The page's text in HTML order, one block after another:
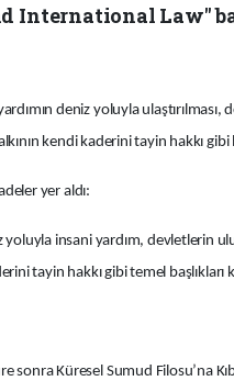
International Law"
deniz yoluyla
kendi kaderini tayin hakkı gibi
yer aldı:
yoluyla insani yardım, devletlerin
tayin hakkı gibi temel başlıkları
sonra Küresel Sumud Filosu’na